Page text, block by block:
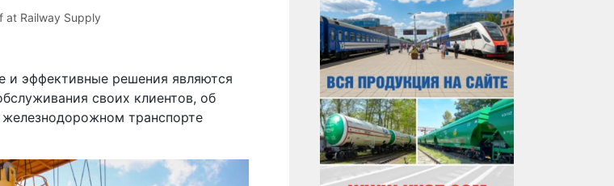
Railway Supply
и эффективные решения являются
своих клиентов, об
транспорте